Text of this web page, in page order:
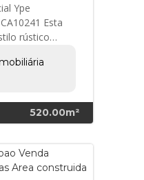
Ype
Esta
rústico
Petrucci
520.00m²